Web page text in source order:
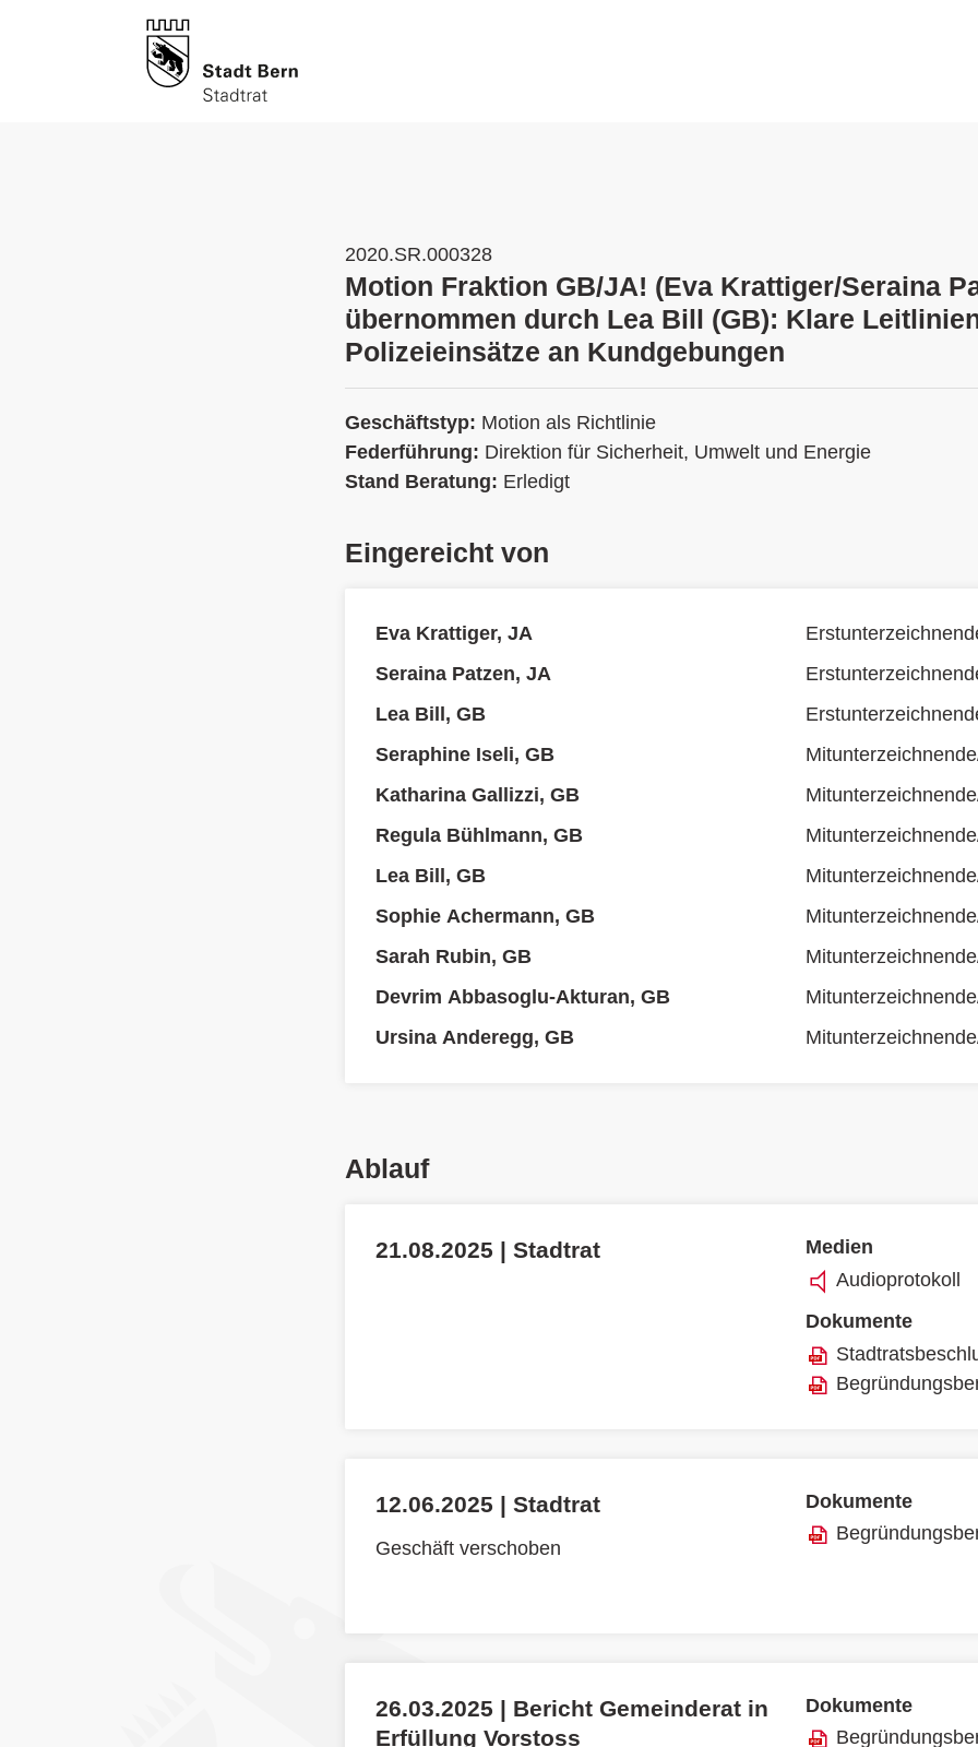
2020.SR.000328
Motion Fraktion GB/JA! (Eva Krattiger/Seraina
übernommen durch Lea Bill (GB): Klare
Polizeieinsätze an Kundgebungen
Geschäftstyp: Motion als Richtlinie
Federführung: Direktion für Sicherheit, Umwelt und Energie
Stand Beratung: Erledigt
Eingereicht von
Eva Krattiger, JA
Seraina Patzen, JA
Lea Bill, GB
Seraphine Iseli, GB
Katharina Gallizzi, GB
Regula Bühlmann, GB
Lea Bill, GB
Sophie Achermann, GB
Sarah Rubin, GB
Devrim Abbasoglu-Akturan, GB
Ursina Anderegg, GB
Ablauf
21.08.2025 | Stadtrat
Medien
Audioprotokoll
Dokumente
12.06.2025 | Stadtrat
Geschäft verschoben
Dokumente
26.03.2025 | Bericht Gemeinderat in
Erfüllung Vorstoss
Dokumente